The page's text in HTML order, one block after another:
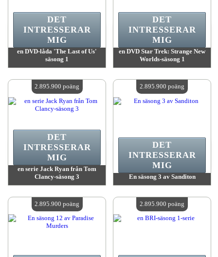
en DVD-låda 'The Last of Us'
säsong 1
Antal tillgängliga:4
DET
INTRESSERAR
MIG
en DVD Star Trek: Strange New
Worlds-säsong 1
Antal tillgängliga:4
DET
INTRESSERAR
MIG
en serie Jack Ryan från Tom
Clancy-säsong 3
Antal tillgängliga:4
DET
INTRESSERAR
MIG
2.895.900 poäng
En säsong 3 av Sanditon
Antal tillgängliga:4
DET
INTRESSERAR
MIG
2.895.900 poäng
2.895.900 poäng 2.895.900 poäng